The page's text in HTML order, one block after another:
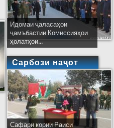
Идомаи ҷаласаҳои
ҷамъбастии Комиссияҳои
ҳолатҳои...
Сарбози наҷот
Сафари кории Раиси